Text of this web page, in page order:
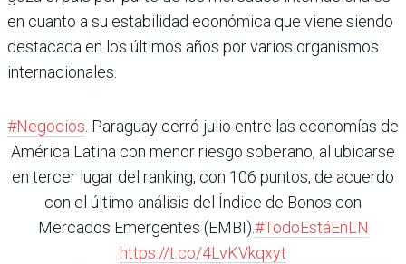
en cuanto a su estabilidad económica que viene siendo
destacada en los últimos años por varios organismos
internacionales.
#Negocios . Paraguay cerró julio entre las economías de
América Latina con menor riesgo soberano, al ubicarse
en tercer lugar del ranking, con 106 puntos, de acuerdo
con el último análisis del Índice de Bonos con
Mercados Emergentes (EMBI).#TodoEstáEnLN
https://t.co/4LvKVkqxyt